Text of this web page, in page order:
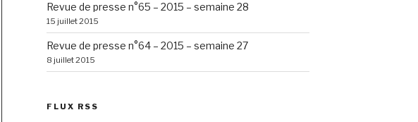
Revue de presse n°65 – 2015 – semaine 28
15 juillet 2015
Revue de presse n°64 – 2015 – semaine 27
8 juillet 2015
FLUX RSS